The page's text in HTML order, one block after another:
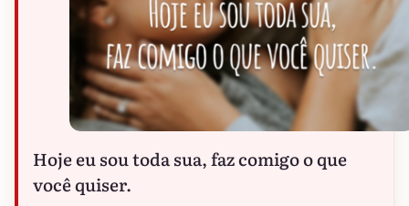
Hoje eu sou toda sua, faz comigo o que
você quiser.